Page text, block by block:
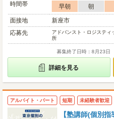
時間帯
早朝 朝
面接地
新座市
応募先
アドバンスト・ロジスティ
所
募集終了日時：8月23日
詳細を見る
アルバイト・パート 短期 未経験者歓迎
【塾講師(個別